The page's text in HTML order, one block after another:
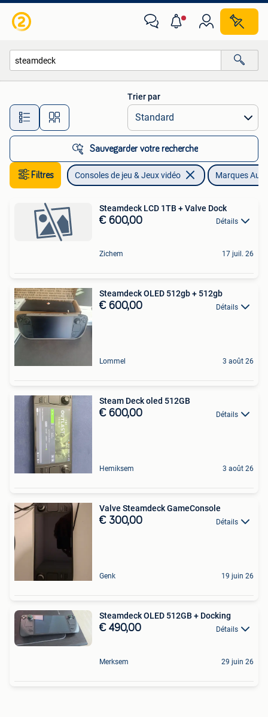
Toutes les distances…
Trier par
Sauvegarder votre recherche
Filtres Consoles de jeu & Jeux vidéo Marques
Steamdeck LCD 1TB + Valve Dock
€ 600,00 Détails
Zichem 17 juil. 26
Steamdeck OLED 512gb + 512gb
€ 600,00 Détails
Lommel 3 août 26
Steam Deck oled 512GB
€ 600,00 Détails
Hemiksem 3 août 26
Valve Steamdeck GameConsole
€ 300,00 Détails
Genk 19 juin 26
Steamdeck OLED 512GB + Docking
€ 490,00 Détails
Merksem 29 juin 26